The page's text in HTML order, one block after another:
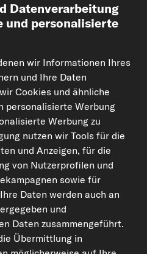
carpardoo.fr
die gesamte Datenbank, dürfen
und Verbreitung der Daten und
von TecAlliance und/oder die
ist streng verboten. Jegliche
Datenverarbeitung
und personalisierte
wir Informationen Ihres
und Ihre Daten
Cookies und ähnliche
personalisierte Werbung
Werbung zu
nutzen wir Tools für die
und Anzeigen, für die
von Nutzerprofilen und
sowie für
Daten werden auch an
und
Daten zusammengeführt.
Übermittlung in